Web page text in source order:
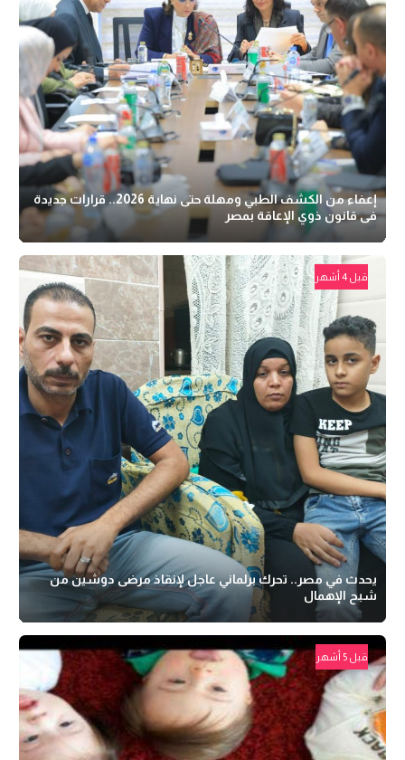
إعفاء من الكشف الطبي ومهلة حتى نهاية 2026.. قرارات جديدة
فى قانون ذوي الإعاقة بمصر
قبل 4 أشهر
يحدث في مصر.. تحرك برلماني عاجل لإنقاذ مرضى دوشين من
شبح الإهمال
قبل 5 أشهر